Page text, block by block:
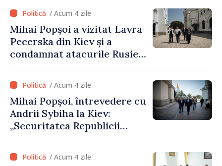
talibană. Aprobarea acestei
vizite a fost o eroare de
evaluare și de coordonare
instituțională”
/ Acum 4 zile
Mihai Popșoi a vizitat Lavra
Pecerska din Kiev și a
condamnat atacurile Rusiei
cultural al Ucrainei
/ Acum 4 zile
Mihai Popșoi, întrevedere cu
Andrii Sybiha la Kiev:
„Securitatea Republicii
de securitatea Ucrainei”
/ Acum 4 zile